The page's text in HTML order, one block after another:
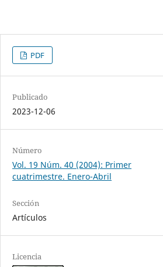
PDF
Publicado
2023-12-06
Número
Vol. 19 Núm. 40 (2004): Primer
cuatrimestre. Enero-Abril
Sección
Artículos
Licencia